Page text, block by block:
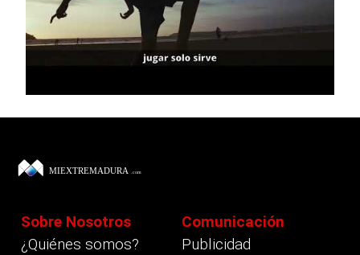
Sobre Nosotros
¿Quiénes somos?
Comunicación
Publicidad